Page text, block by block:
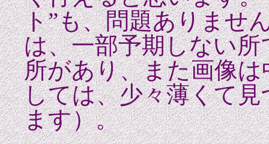
ト”も、問題ありませ
は、一部予期しない
所があり、また画像
しては、少々薄くて
ます）。